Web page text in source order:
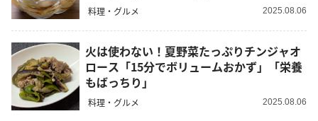
料理・グルメ 2025.08.06
火は使わない！夏野菜たっぷりチンジャオ
ロース「15分でボリュームおかず」「栄養
もばっちり」
料理・グルメ 2025.08.06